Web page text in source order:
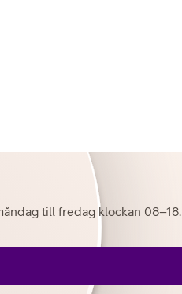
till fredag klockan 08–18.